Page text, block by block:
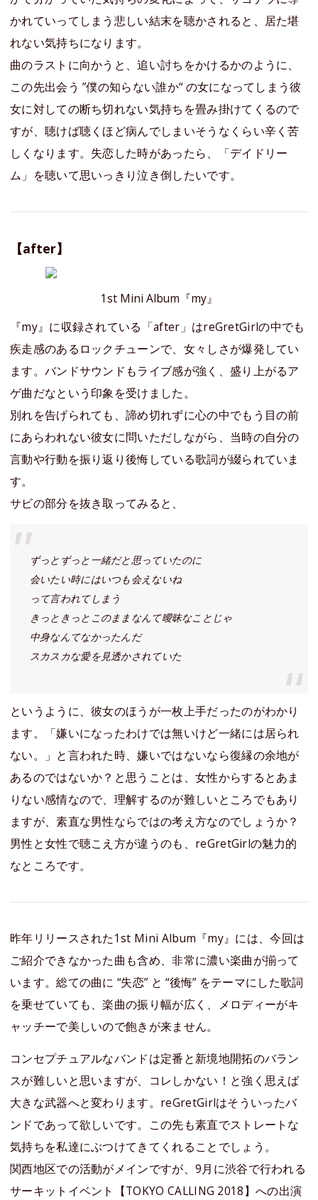
かれていってしまう悲しい結末を聴かされると、居た堪
れない気持ちになります。
曲のラストに向かうと、追い討ちをかけるかのように、
この先出会う ”僕の知らない誰か“ の女になってしまう彼
女に対しての断ち切れない気持ちを畳み掛けてくるので
すが、聴けば聴くほど病んでしまいそうなくらい辛く苦
しくなります。失恋した時があったら、「デイドリー
ム」を聴いて思いっきり泣き倒したいです。
【after】
1st Mini Album『my』
『my』に収録されている「after」はreGretGirlの中でも
疾走感のあるロックチューンで、女々しさが爆発してい
ます。バンドサウンドもライブ感が強く、盛り上がるア
ゲ曲だなという印象を受けました。
別れを告げられても、諦め切れずに心の中でもう目の前
にあらわれない彼女に問いただしながら、当時の自分の
言動や行動を振り返り後悔している歌詞が綴られていま
す。
サビの部分を抜き取ってみると、
ずっとずっと一緒だと思っていたのに
会いたい時にはいつも会えないね
って言われてしまう
きっときっとこのままなんて曖昧なことじゃ
中身なんてなかったんだ
スカスカな愛を見透かされていた
というように、彼女のほうが一枚上手だったのがわかり
ます。「嫌いになったわけでは無いけど一緒には居られ
ない。」と言われた時、嫌いではないなら復縁の余地が
あるのではないか？と思うことは、女性からするとあま
りない感情なので、理解するのが難しいところでもあり
ますが、素直な男性ならではの考え方なのでしょうか？
男性と女性で聴こえ方が違うのも、reGretGirlの魅力的
なところです。
昨年リリースされた1st Mini Album『my』には、今回は
ご紹介できなかった曲も含め、非常に濃い楽曲が揃って
います。総ての曲に “失恋” と “後悔” をテーマにした歌詞
を乗せていても、楽曲の振り幅が広く、メロディーがキ
ャッチーで美しいので飽きが来ません。
コンセプチュアルなバンドは定番と新境地開拓のバラン
スが難しいと思いますが、コレしかない！と強く思えば
大きな武器へと変わります。reGretGirlはそういったバ
ンドであって欲しいです。この先も素直でストレートな
気持ちを私達にぶつけてきてくれることでしょう。
関西地区での活動がメインですが、9月に渋谷で行われる
サーキットイベント【TOKYO CALLING 2018】への出演